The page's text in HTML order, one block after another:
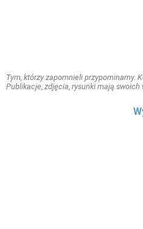
Tym, którzy zapomnieli przypominamy.
Publikacje, zdjęcia, rysunki mają